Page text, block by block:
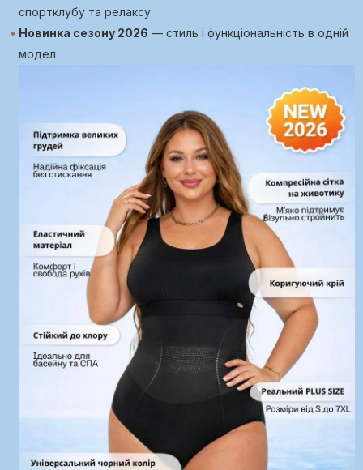
спортклубу та релаксу
Новинка сезону 2026 — стиль і функціональність в одній
модел